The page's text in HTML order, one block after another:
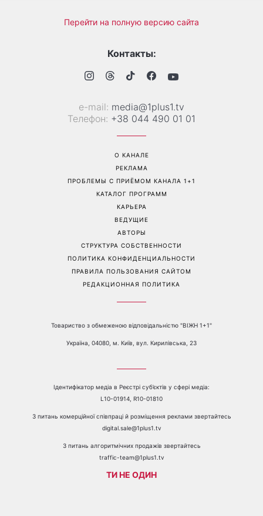
Перейти на полную версию сайта
Контакты:
е-mail: media@1plus1.tv
Телефон: +38 044 490 01 01
О КАНАЛЕ
РЕКЛАМА
ПРОБЛЕМЫ С ПРИЁМОМ КАНАЛА 1+1
КАТАЛОГ ПРОГРАММ
КАРЬЕРА
ВЕДУЩИЕ
АВТОРЫ
СТРУКТУРА СОБСТВЕННОСТИ
ПОЛИТИКА КОНФИДЕНЦИАЛЬНОСТИ
ПРАВИЛА ПОЛЬЗОВАНИЯ САЙТОМ
РЕДАКЦИОННАЯ ПОЛИТИКА
Товариство з обмеженою відповідальністю "ВІЖН 1+1"
Україна, 04080, м. Київ, вул. Кирилівська, 23
Ідентифікатор медіа в Реєстрі суб’єктів у сфері медіа:
L10-01914, R10-01810
З питань комерційної співпраці й розміщення реклами звертайтесь
digital.sale@1plus1.tv
З питань алгоритмічних продажів звертайтесь
traffic-team@1plus1.tv
ТИ НЕ ОДИН